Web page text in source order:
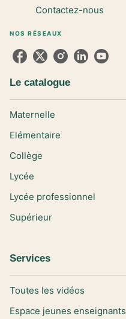
Contactez-nous
NOS RÉSEAUX
Le catalogue
Maternelle
Elémentaire
Collège
Lycée
Lycée professionnel
Supérieur
Services
Toutes les vidéos
Espace jeunes enseignants